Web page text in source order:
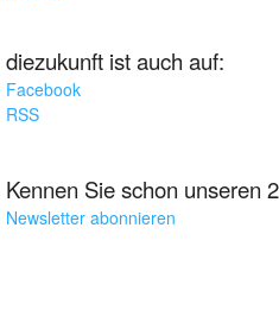
diezukunft ist auch auf:
Facebook
RSS
Kennen Sie schon unseren
Newsletter abonnieren